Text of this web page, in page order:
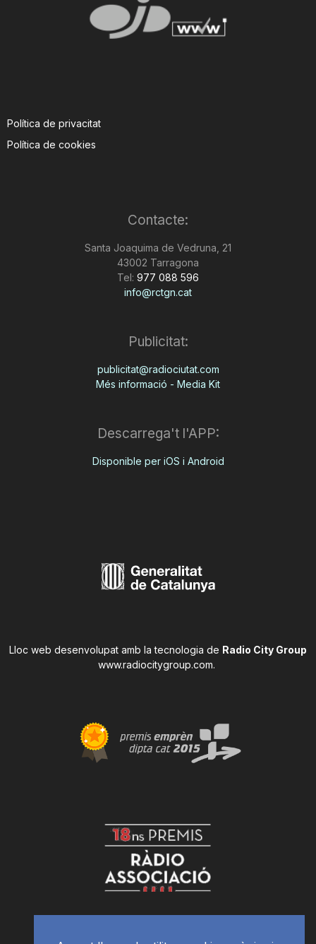
Política de privacitat
Política de cookies
Contacte:
Santa Joaquima de Vedruna, 21
43002 Tarragona
Tel: 977 088 596
info@rctgn.cat
Publicitat:
publicitat@radiociutat.com
Més informació - Media Kit
Descarrega't l'APP:
Disponible per iOS i Android
Lloc web desenvolupat amb la tecnologia de Radio City Group
www.radiocitygroup.com.